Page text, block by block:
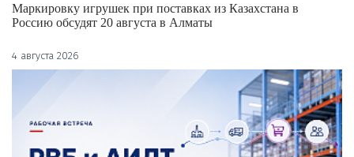
Маркировку игрушек при поставках из Казахстана в
Россию обсудят 20 августа в Алматы
4 августа 2026